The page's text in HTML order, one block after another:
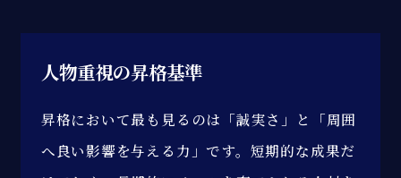
人物重視の昇格基準
昇格において最も見るのは「誠実さ」と「周囲
へ良い影響を与える力」です。短期的な成果だ